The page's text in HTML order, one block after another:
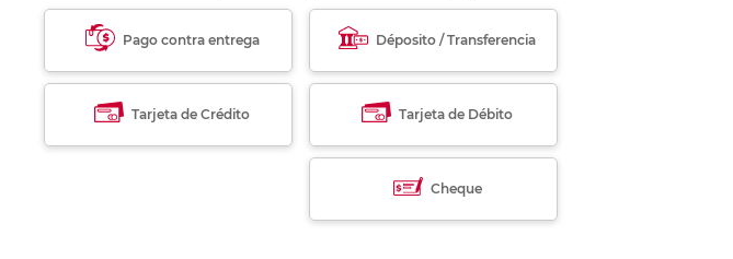
Pago contra entrega Déposito / Transferencia
Tarjeta de Crédito Tarjeta de Débito
Cheque